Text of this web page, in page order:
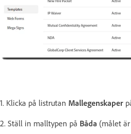
1. Klicka på listrutan Mallegenskaper
2. Ställ in malltypen på Båda (målet